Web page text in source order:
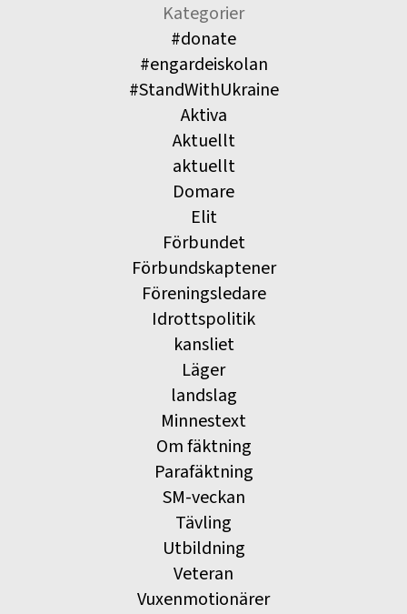
Kategorier
#donate
#engardeiskolan
#StandWithUkraine
Aktiva
Aktuellt
aktuellt
Domare
Elit
Förbundet
Förbundskaptener
Föreningsledare
Idrottspolitik
kansliet
Läger
landslag
Minnestext
Om fäktning
Parafäktning
SM-veckan
Tävling
Utbildning
Veteran
Vuxenmotionärer